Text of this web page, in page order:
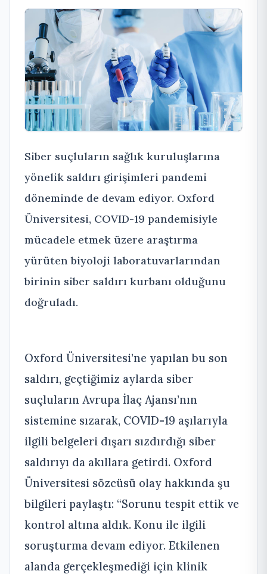
Siber suçluların sağlık kuruluşlarına
yönelik saldırı girişimleri pandemi
döneminde de devam ediyor. Oxford
Üniversitesi, COVID-19 pandemisiyle
mücadele etmek üzere araştırma
yürüten biyoloji laboratuvarlarından
birinin siber saldırı kurbanı olduğunu
doğruladı.
Oxford Üniversitesi’ne yapılan bu son
saldırı, geçtiğimiz aylarda siber
suçluların Avrupa İlaç Ajansı’nın
sistemine sızarak, COVID-19 aşılarıyla
ilgili belgeleri dışarı sızdırdığı siber
saldırıyı da akıllara getirdi. Oxford
Üniversitesi sözcüsü olay hakkında şu
bilgileri paylaştı: “Sorunu tespit ettik ve
kontrol altına aldık. Konu ile ilgili
soruşturma devam ediyor. Etkilenen
alanda gerçekleşmediği için klinik